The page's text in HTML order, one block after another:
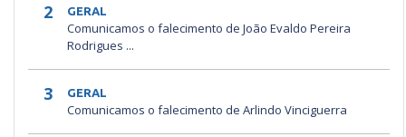
2 GERAL
Comunicamos o falecimento de João Evaldo Pereira
Rodrigues ...
3 GERAL
Comunicamos o falecimento de Arlindo Vinciguerra